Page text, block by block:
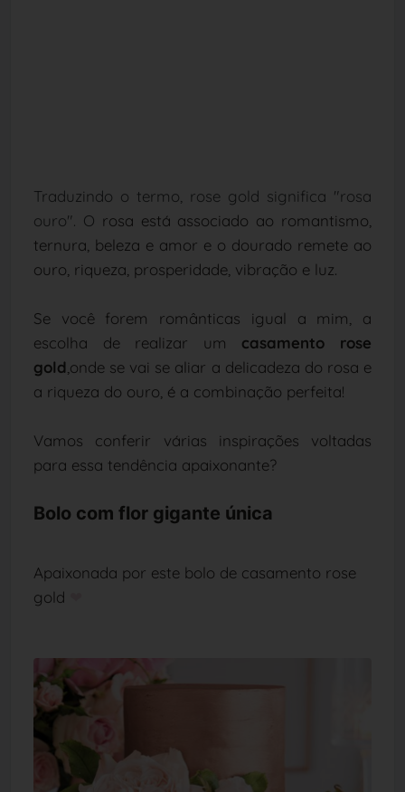
Traduzindo o termo, rose gold significa "rosa
ouro". O rosa está associado ao romantismo,
ternura, beleza e amor e o dourado remete ao
ouro, riqueza, prosperidade, vibração e luz.
Se você forem românticas igual a mim, a
escolha de realizar um casamento rose
gold ,onde se vai se aliar a delicadeza do rosa e
a riqueza do ouro, é a combinação perfeita!
Vamos conferir várias inspirações voltadas
para essa tendência apaixonante?
Bolo com flor gigante única
Apaixonada por este bolo de casamento rose
gold